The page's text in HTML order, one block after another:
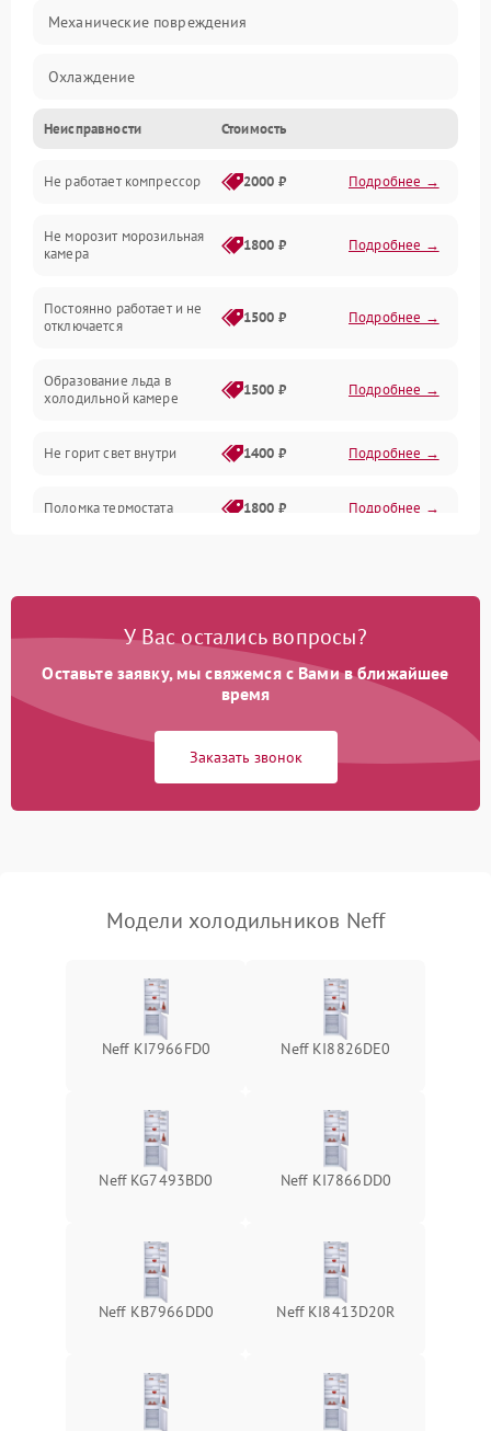
Механические повреждения
Охлаждение
Механика
Электропитание
Дренаж
Неисправности Стоимость
Не работает компрессор 2000 ₽ Подробнее →
Не морозит морозильная
камера
1800 ₽ Подробнее →
Постоянно работает и не
отключается
1500 ₽ Подробнее →
Образование льда в
холодильной камере
1500 ₽ Подробнее →
Не горит свет внутри 1400 ₽ Подробнее →
Поломка термостата 1800 ₽ Подробнее →
Образование конденсата
1800 ₽ Подробнее →
Сбой в работе инвертора
работе
2000 ₽ Подробнее →
У Вас остались вопросы?
Оставьте заявку, мы свяжемся с Вами в ближайшее
время
Заказать звонок
Модели холодильников Neff
Neff KI7966FD0 Neff KI8826DE0
Neff KG7493BD0 Neff KI7866DD0
Neff KB7966DD0 Neff KI8413D20R